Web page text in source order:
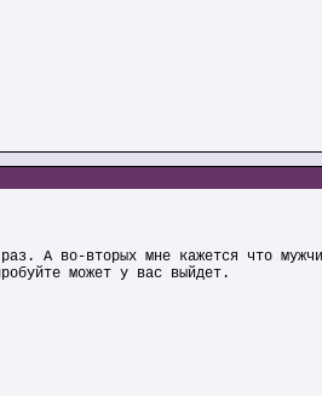
А во-вторых мне кажется что
может у вас выйдет.